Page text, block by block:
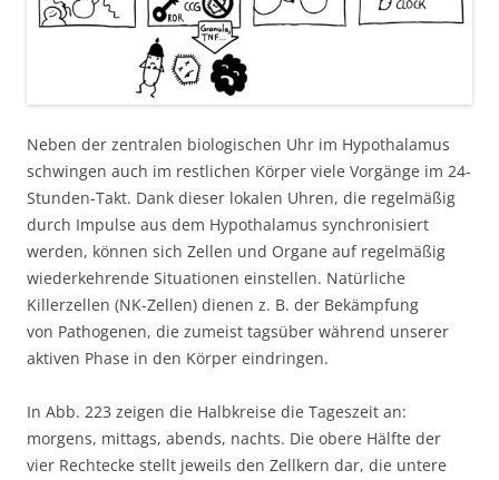
Neben der zentralen biologischen Uhr im Hypothalamus
schwingen auch im restlichen Körper viele Vorgänge im 24-
Stunden-Takt. Dank dieser lokalen Uhren, die regelmäßig
durch Impulse aus dem Hypothalamus synchronisiert
werden, können sich Zellen und Organe auf regelmäßig
wiederkehrende Situationen einstellen. Natürliche
Killerzellen (NK-Zellen) dienen z. B. der Bekämpfung
von Pathogenen, die zumeist tagsüber während unserer
aktiven Phase in den Körper eindringen.
In Abb. 223 zeigen die Halbkreise die Tageszeit an:
morgens, mittags, abends, nachts. Die obere Hälfte der
vier Rechtecke stellt jeweils den Zellkern dar, die untere